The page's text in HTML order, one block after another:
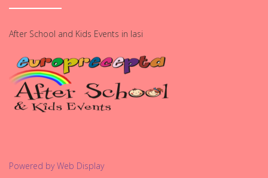
After School and Kids Events in Iasi
Powered by Web Display